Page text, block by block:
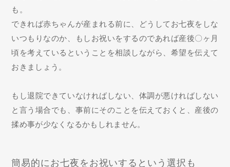
も。
できれば赤ちゃんが産まれる前に、どうしてお七夜をしな
いつもりなのか、もしお祝いをするのであれば産後〇ヶ月
頃を考えているということを相談しながら、希望を伝えて
おきましょう。
もし退院できていなければしない、体調が悪ければしない
と言う場合でも、事前にそのことを伝えておくと、産後の
揉め事が少なくなるかもしれません。
簡易的にお七夜をお祝いするという選択も